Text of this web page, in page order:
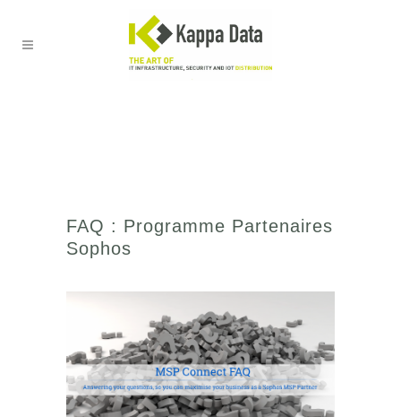
FAQ : Programme Partenaires
Sophos